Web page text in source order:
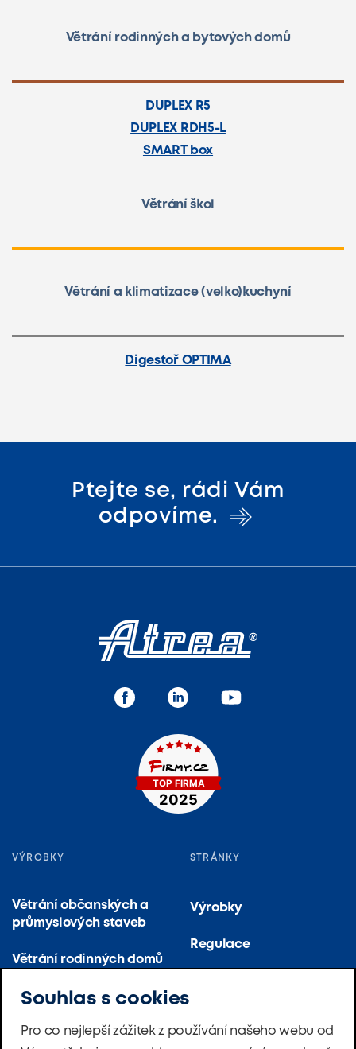
Větrání rodinných a bytových domů
DUPLEX R5
DUPLEX RDH5-L
SMART box
Větrání škol
Větrání a klimatizace (velko)kuchyní
Digestoř OPTIMA
odpovíme.
VÝROBKY
Větrání občanských a
průmyslových staveb
Větrání rodinných domů
Větrání a klimatizace
STRÁNKY
Výrobky
Regulace
Souhlas s cookies
Pro co nejlepší zážitek z používání našeho webu od